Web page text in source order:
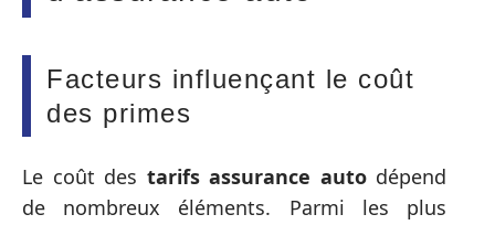
Facteurs influençant le coût
des primes
Le coût des tarifs assurance autodépend
de nombreux éléments. Parmi les plus